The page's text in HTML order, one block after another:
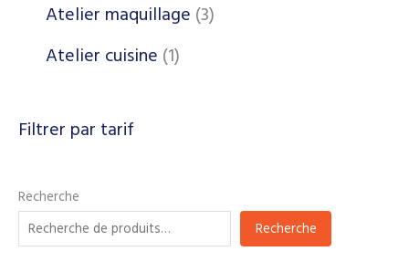
Atelier maquillage 3
Atelier cuisine 1
Filtrer par tarif
Recherche
Recherche